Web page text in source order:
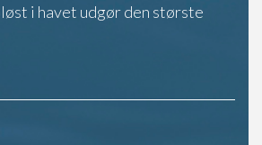
i havet udgør den største